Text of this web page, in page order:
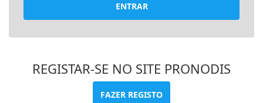
ENTRAR
REGISTAR-SE NO SITE PRONODIS
FAZER REGISTO